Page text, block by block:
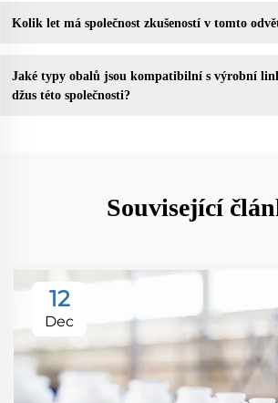
Kolik let má společnost zkušeností v tomto
Jaké typy obalů jsou kompatibilní s výrobní
džus této společnosti?
Související
12
Dec